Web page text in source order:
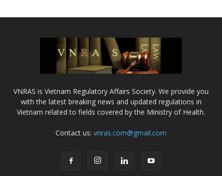
VNRAS is Vietnam Regulatory Affairs Society. We provide you
with the latest breaking news and updated regulations in
Vietnam related to fields covered by the Ministry of Health.
Contact us: vnras.com@gmail.com